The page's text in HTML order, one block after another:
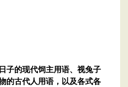
子的现代饲主用语、视兔子
的古代人用语，以及各式各